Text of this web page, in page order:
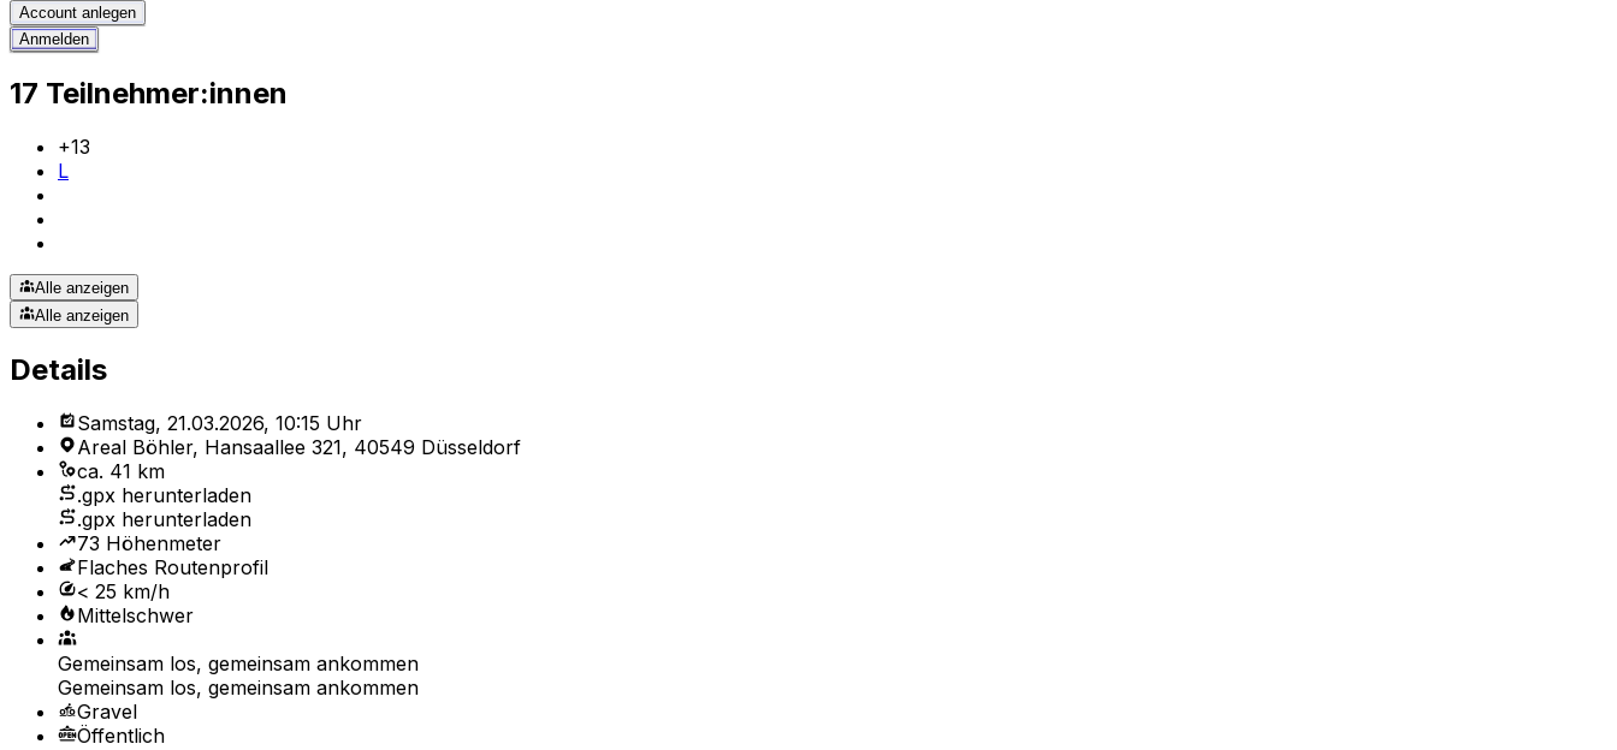
Account anlegen
Anmelden
17 Teilnehmer:innen
+13
L
Alle anzeigen
Alle anzeigen
Details
Samstag, 21.03.2026, 10:15 Uhr
Areal Böhler, Hansaallee 321, 40549 Düsseldorf
ca. 41 km
.gpx herunterladen
.gpx herunterladen
73 Höhenmeter
Flaches Routenprofil
< 25 km/h
Mittelschwer
Gemeinsam los, gemeinsam ankommen
Gemeinsam los, gemeinsam ankommen
Gravel
Öffentlich